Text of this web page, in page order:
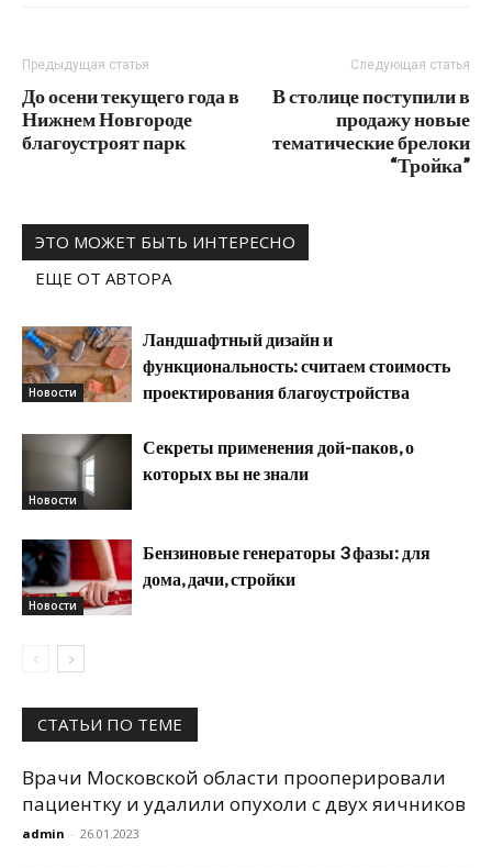
Предыдущая статья
До осени текущего года в
Нижнем Новгороде
благоустроят парк
Следующая статья
В столице поступили в
продажу новые
тематические брелоки
“Тройка”
ЭТО МОЖЕТ БЫТЬ ИНТЕРЕСНО
ЕЩЕ ОТ АВТОРА
Новости
Ландшафтный дизайн и
функциональность: считаем стоимость
проектирования благоустройства
Новости
Секреты применения дой-паков, о
которых вы не знали
Новости
Бензиновые генераторы 3 фазы: для
дома, дачи, стройки
СТАТЬИ ПО ТЕМЕ
Врачи Московской области прооперировали
пациентку и удалили опухоли с двух яичников
admin - 26.01.2023